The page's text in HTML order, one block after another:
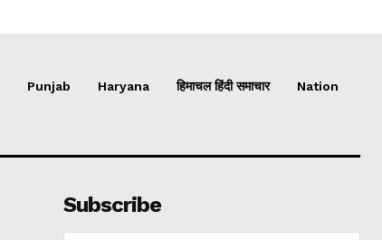
Punjab Haryana हिमाचल हिंदी समाचार Nation
Subscribe